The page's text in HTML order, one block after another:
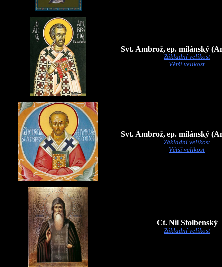
Svt. Ambrož, ep. milánský
Základní velikost
Větší velikost
Svt. Ambrož, ep. milánský
Základní velikost
Větší velikost
Ct. Nil Stolbenský
Základní velikost